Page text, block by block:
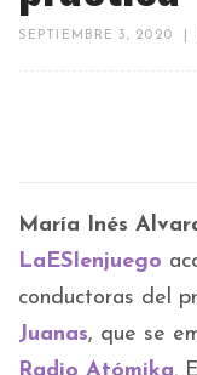
SEPTIEMBRE 3, 2020
María Inés
LaESIenjuego
conductoras del
Juanas, que se